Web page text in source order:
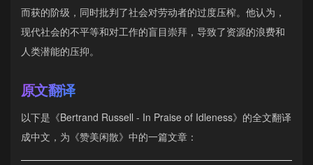
而获的阶级，同时批判了社会对劳动者的过度压榨。他认为，
现代社会的不平等和对工作的盲目崇拜，导致了资源的浪费和
人类潜能的压抑。
原文翻译
以下是《Bertrand Russell - In Praise of Idleness》的全文翻译
成中文，为《赞美闲散》中的一篇文章：